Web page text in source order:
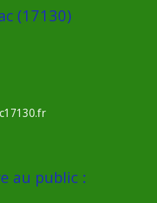
(17130)
au public :